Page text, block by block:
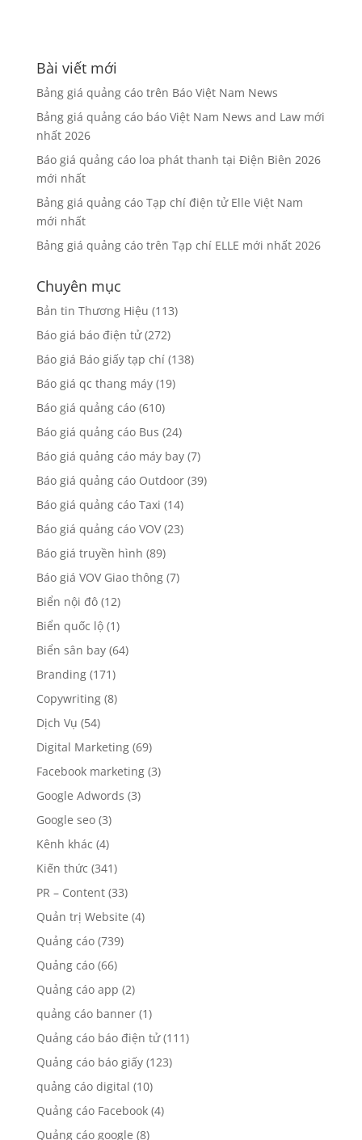
Bài viết mới
Bảng giá quảng cáo trên Báo Việt Nam News
Bảng giá quảng cáo báo Việt Nam News and Law mới
nhất 2026
Báo giá quảng cáo loa phát thanh tại Điện Biên 2026
mới nhất
Bảng giá quảng cáo Tạp chí điện tử Elle Việt Nam
mới nhất
Bảng giá quảng cáo trên Tạp chí ELLE mới nhất 2026
Chuyên mục
Bản tin Thương Hiệu (113)
Báo giá báo điện tử(272)
Báo giá Báo giấy tạp chí(138)
Báo giá qc thang máy(19)
Báo giá quảng cáo(610)
Báo giá quảng cáo Bus (24)
Báo giá quảng cáo máy bay(7)
Báo giá quảng cáo Outdoor(39)
Báo giá quảng cáo Taxi (14)
Báo giá quảng cáo VOV(23)
Báo giá truyền hình (89)
Báo giá VOV Giao thông(7)
Biển nội đô(12)
Biển quốc lộ(1)
Biển sân bay(64)
Branding(171)
Copywriting(8)
Dịch Vụ (54)
Digital Marketing(69)
Facebook marketing(3)
Google Adwords (3)
Google seo(3)
Kênh khác (4)
Kiến thức (341)
PR – Content(33)
Quản trị Website (4)
Quảng cáo(739)
Quảng cáo(66)
Quảng cáo app (2)
quảng cáo banner(1)
Quảng cáo báo điện tử(111)
Quảng cáo báo giấy(123)
quảng cáo digital (10)
Quảng cáo Facebook(4)
Quảng cáo google (8)